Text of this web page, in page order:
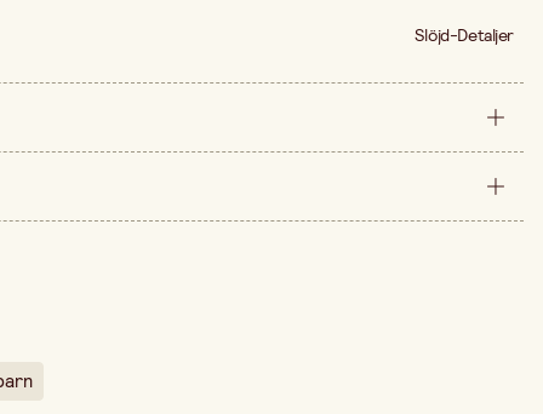
Slöjd-Detaljer
styck